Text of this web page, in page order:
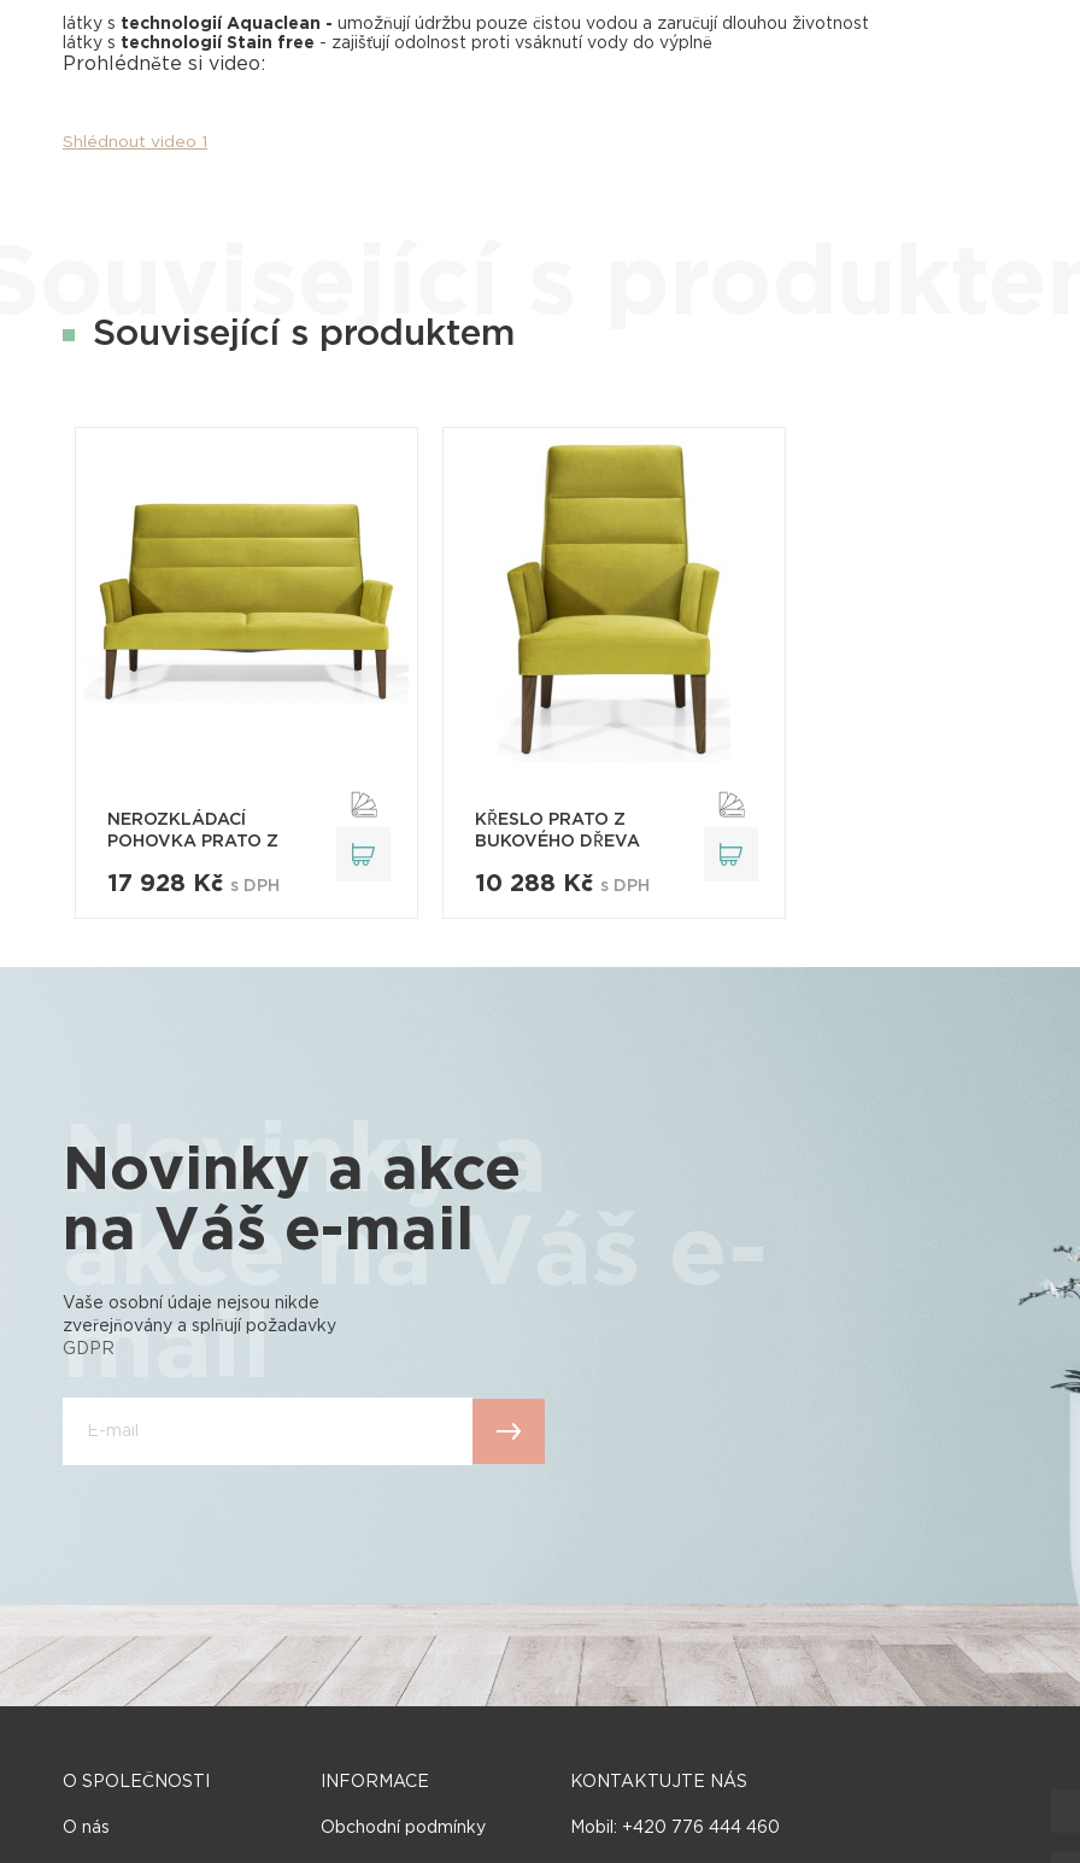
látky s technologií Aquaclean - umožňují údržbu pouze čistou vodou a zaručují dlouhou životnost
látky s technologií Stain free - zajišťují odolnost proti vsáknutí vody do výplně
Prohlédněte si video:
Shlédnout video 1
Související s produktem
NEROZKLÁDACÍ
POHOVKA PRATO Z
17 928 Kč s DPH
KŘESLO PRATO Z
BUKOVÉHO DŘEVA
10 288 Kč s DPH
Novinky a akce
na Váš e-mail
Novinky a
akce na Váš e-
mail
Vaše osobní údaje nejsou nikde
zveřejňovány a splňují požadavky
GDPR
O SPOLEČNOSTI
O nás
INFORMACE
Obchodní podmínky
KONTAKTUJTE NÁS
Mobil: +420 776 444 460